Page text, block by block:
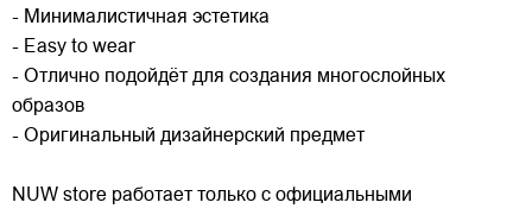
- Минималистичная эстетика
- Easy to wear
- Отлично подойдёт для создания многослойных
образов
- Оригинальный дизайнерский предмет
NUW store работает только с официальными